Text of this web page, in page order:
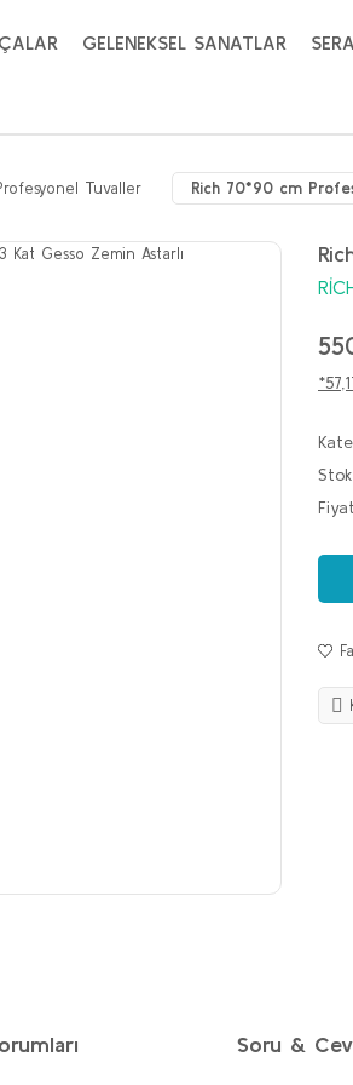
GELENEKSEL SANATLAR
Tuvaller Rich 70*90 cm
Fiyat
Soru &